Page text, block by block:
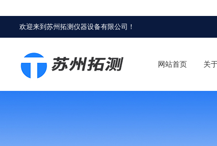
欢迎来到苏州拓测仪器设备有限公司 ！
网站首页 关